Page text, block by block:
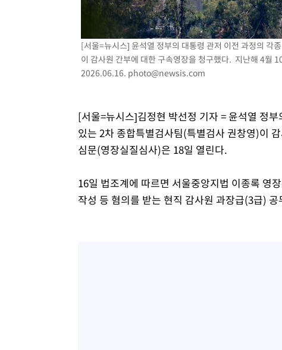
[서울=뉴시스] 윤석열 정부의 대통령 관저 이전 과정의 각
이 감사원 간부에 대한 구속영장을 청구했다. 지난해 4월
2026.06.16. photo@newsis.com
[서울=뉴시스]김정현 박선정 기자 = 윤석열 정
있는 2차 종합특별검사팀(특별검사 권창영)이
심문(영장실질심사)은 18일 열린다.
16일 법조계에 따르면 서울중앙지법 이종록 영
작성 등 혐의를 받는 현직 감사원 과장급(3급)